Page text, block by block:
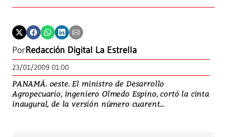
PorRedacción Digital La Estrella
23/01/2009 01:00
PANAMÁ. oeste. El ministro de Desarrollo
Agropecuario, ingeniero Olmedo Espino, cortó la cinta
inaugural, de la versión número cuarent...